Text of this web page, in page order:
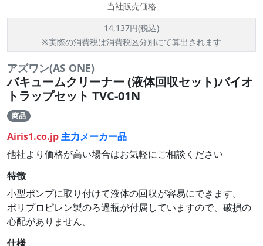
当社販売価格
14,137円(税込)
※実際の消費税は消費税区分別にて算出されます
アズワン(AS ONE)
バキュームクリーナー (液体回収セット)バイオ
トラップセット TVC-01N
商品
Airis1.co.jp主力メーカー品
他社より価格が高い場合はお気軽にご相談ください
特徴
小型ポンプに取り付けて液体の回収が容易にできます。
ポリプロピレン製のろ過瓶が付属していますので、破損の
心配がありません。
仕様